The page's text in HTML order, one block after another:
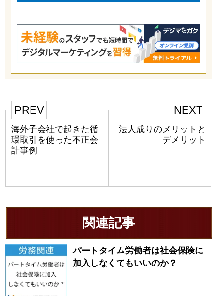
PREV
海外子会社で起きた循
環取引を使った不正会
計事例
NEXT
法人成りのメリットと
デメリット
関連記事
パートタイム労働者は社会保険に
加入しなくてもいいのか？